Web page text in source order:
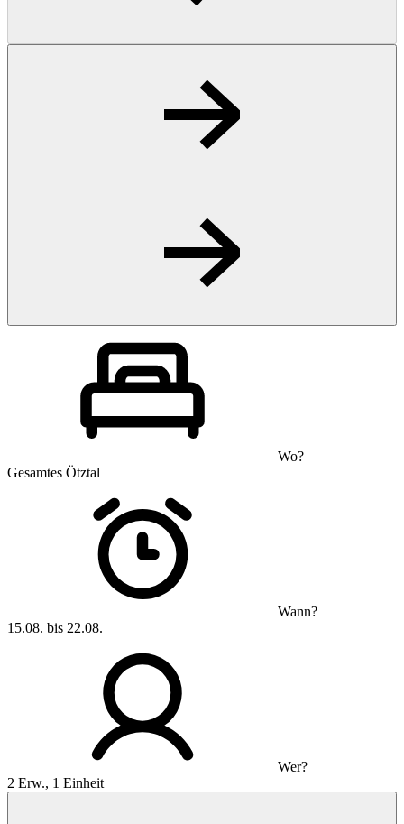
Wo?
Gesamtes Ötztal
Wann?
15.08. bis 22.08.
Wer?
2 Erw., 1 Einheit